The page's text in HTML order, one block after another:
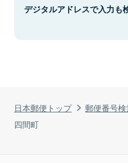
日本郵便トップ 郵便番号
四間町
デジタルアドレスで入力も